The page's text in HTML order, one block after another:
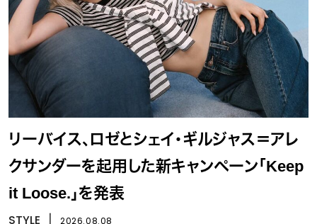
リーバイス、ロゼとシェイ・ギルジャス＝アレ
クサンダーを起用した新キャンペーン「Keep
it Loose.」を発表
STYLE 2026.08.08